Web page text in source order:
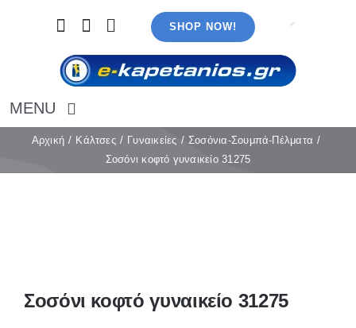
περιεχόμενο
SHOP NOW!
MENU
Αρχική
Λευκά είδη
Αρχική Κάλτσες Γυναικείες
Σοσόνια-Σουμπά-Πέλματα
Σοσόνι κοφτό γυναικείο 31275
Σοσόνι κοφτό γυναικείο 31275